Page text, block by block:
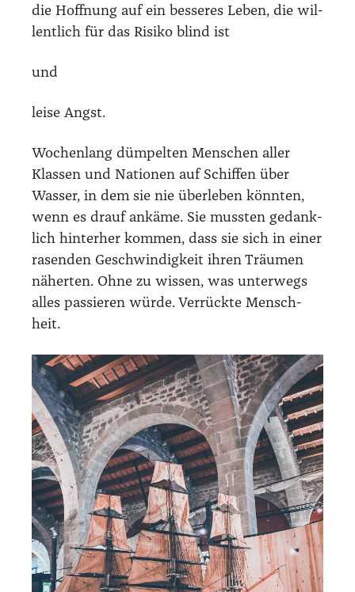
die Hoff­nung auf ein bes­se­res Leben, die wil­
lent­lich für das Risi­ko blind ist
und
lei­se Angst.
Wochen­lang düm­pel­ten Men­schen aller
Klas­sen und Natio­nen auf Schif­fen über
Was­ser, in dem sie nie über­le­ben könn­ten,
wenn es drauf ankä­me. Sie muss­ten gedank­
lich hin­ter­her kom­men, dass sie sich in einer
rasen­den Geschwin­dig­keit ihren Träu­men
näher­ten. Ohne zu wis­sen, was unter­wegs
alles pas­sie­ren wür­de. Ver­rück­te Mensch­
heit.